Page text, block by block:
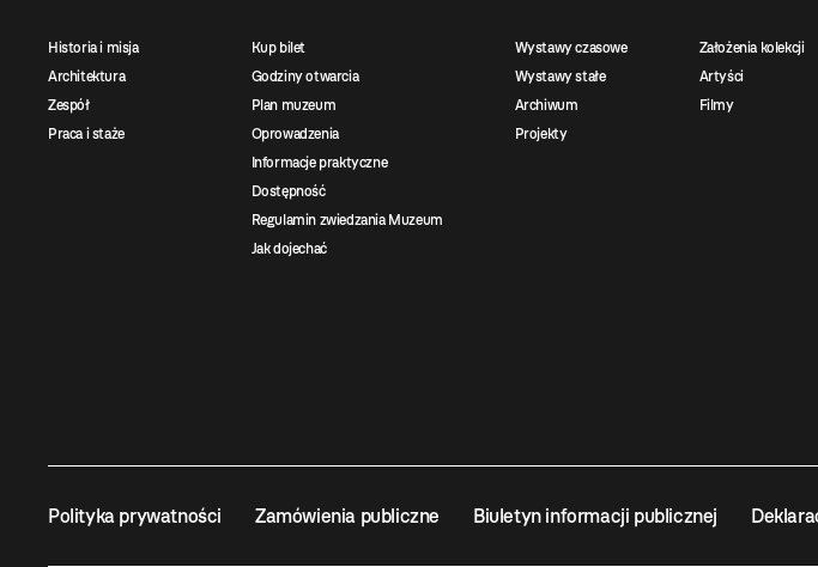
Historia i misja
Architektura
Zespół
Praca i staże
Kup bilet
Godziny otwarcia
Plan muzeum
Oprowadzenia
Informacje praktyczne
Dostępność
Regulamin zwiedzania Muzeum
Jak dojechać
Wystawy czasowe
Wystawy stałe
Archiwum
Projekty
Założenia kolekcji
Artyści
Filmy
Polityka prywatności Zamówienia publiczne Biuletyn informacji publicznej